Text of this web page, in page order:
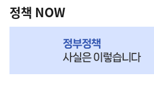
책
NOW,
정책 NOW